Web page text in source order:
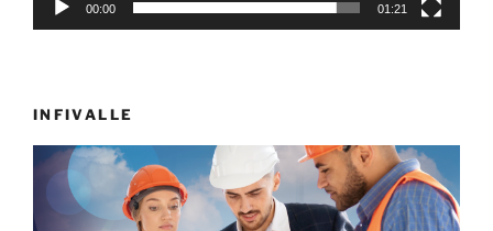
00:00 01:21
INFIVALLE